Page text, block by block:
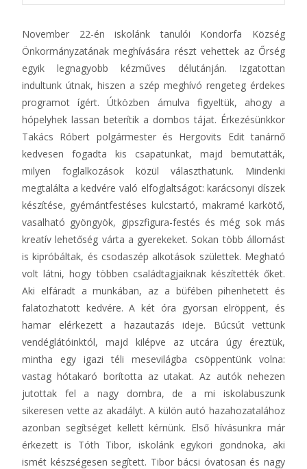
November 22-én iskolánk tanulói Kondorfa Község
Önkormányzatának meghívására részt vehettek az Őrség
egyik legnagyobb kézműves délutánján. Izgatottan
indultunk útnak, hiszen a szép meghívó rengeteg érdekes
programot ígért. Útközben ámulva figyeltük, ahogy a
hópelyhek lassan beterítik a dombos tájat. Érkezésünkkor
Takács Róbert polgármester és Hergovits Edit tanárnő
kedvesen fogadta kis csapatunkat, majd bemutatták,
milyen foglalkozások közül választhatunk. Mindenki
megtalálta a kedvére való elfoglaltságot: karácsonyi díszek
készítése, gyémántfestéses kulcstartó, makramé karkötő,
vasalható gyöngyök, gipszfigura-festés és még sok más
kreatív lehetőség várta a gyerekeket. Sokan több állomást
is kipróbáltak, és csodaszép alkotások születtek. Megható
volt látni, hogy többen családtagjaiknak készítették őket.
Aki elfáradt a munkában, az a büfében pihenhetett és
falatozhatott kedvére. A két óra gyorsan elröppent, és
hamar elérkezett a hazautazás ideje. Búcsút vettünk
vendéglátóinktól, majd kilépve az utcára úgy éreztük,
mintha egy igazi téli mesevilágba csöppentünk volna:
vastag hótakaró borította az utakat. Az autók nehezen
jutottak fel a nagy dombra, de a mi iskolabuszunk
sikeresen vette az akadályt. A külön autó hazahozatalához
azonban segítséget kellett kérnünk. Első hívásunkra már
érkezett is Tóth Tibor, iskolánk egykori gondnoka, aki
ismét készségesen segített. Tibor bácsi óvatosan és nagy